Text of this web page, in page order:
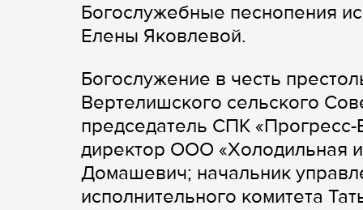
Богослужебные песнопения
Елены Яковлевой.
Богослужение в честь
Вертелишского сельского
председатель СПК
директор ООО «Холодильная
Домашевич; начальник
исполнительного комитета